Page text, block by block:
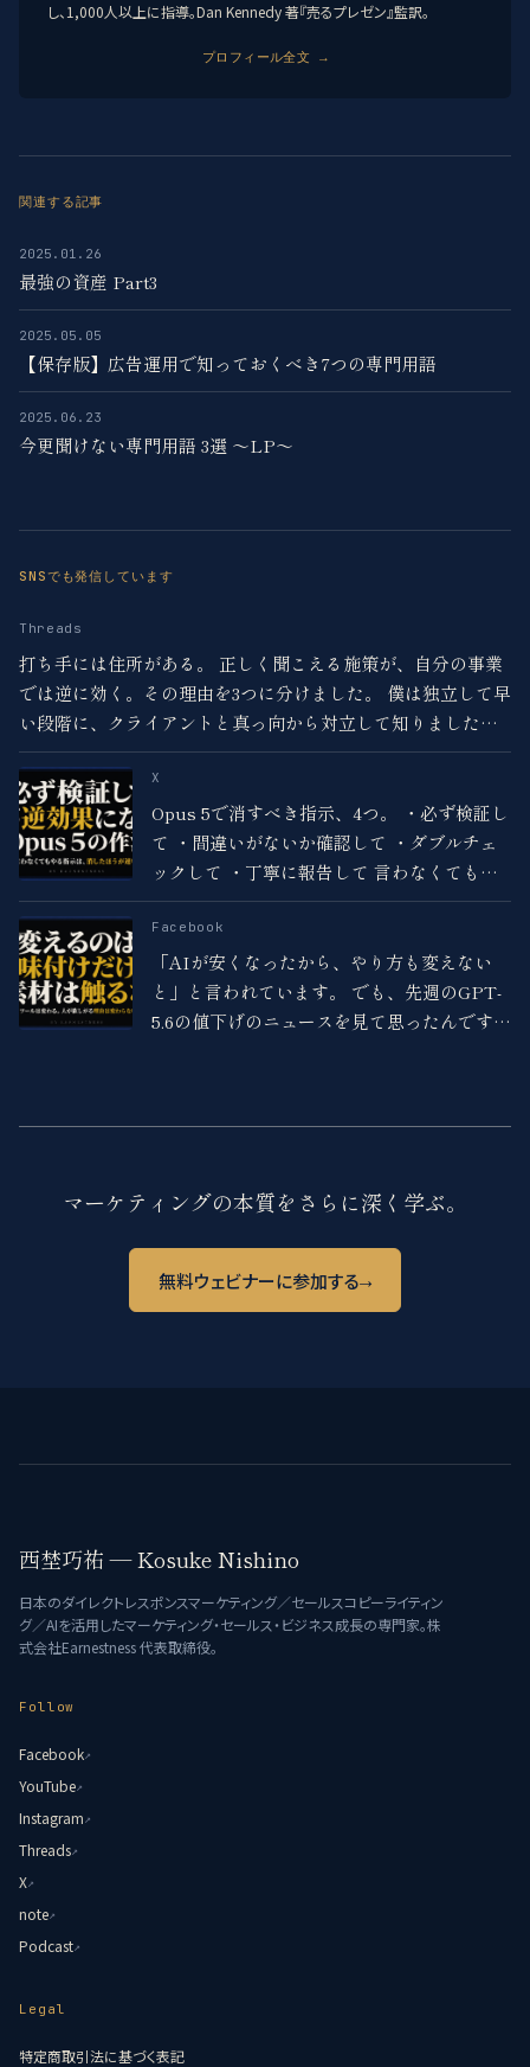
し、1,000人以上に指導。Dan Kennedy 著『売るプレゼン』監訳。
プロフィール全文 →
関連する記事
2025.01.26
最強の資産 Part3
2025.05.05
【保存版】広告運用で知っておくべき7つの専門用語
2025.06.23
今更聞けない専門用語 3選 〜LP〜
SNSでも発信しています
Threads
打ち手には住所がある。 正しく聞こえる施策が、自分の事業
では逆に効く。その理由を3つに分けました。 僕は独立して早
い段階に、クライアントと真っ向から対立して知りました。
ほとんどの人は施策の良し悪しだけで決めています。
X
Opus 5で消すべき指示、4つ。 ・必ず検証し
て ・間違いがないか確認して ・ダブルチェ
ックして ・丁寧に報告して 言わなくてもや
るので、二重にかかって長くなるだけ。 残す
のは外部ツールを実行させるときだけ。 足す
より減らす。
Facebook
「AIが安くなったから、やり方も変えない
と」と言われています。 でも、先週のGPT-
5.6の値下げのニュースを見て思ったんです。
マーケティングの本質をさらに深く学ぶ。
無料ウェビナーに参加する→
西埜巧祐 — Kosuke Nishino
日本のダイレクトレスポンスマーケティング／セールスコピーライティン
グ／AIを活用したマーケティング・セールス・ビジネス成長の専門家。株
式会社Earnestness 代表取締役。
Follow
Facebook↗
YouTube↗
Instagram ↗
Threads↗
X↗
note↗
Podcast↗
Legal
特定商取引法に基づく表記